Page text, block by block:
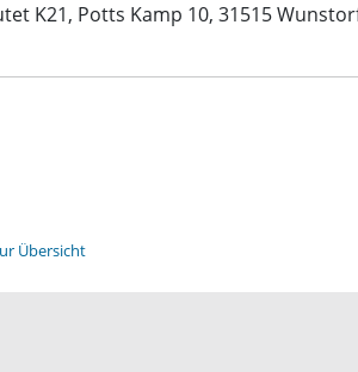
K21, Potts Kamp 10, 31515
Übersicht